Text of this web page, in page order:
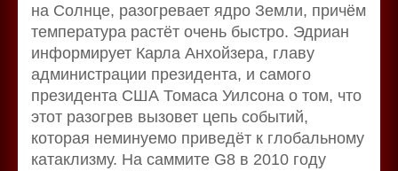
на Солнце, разогревает ядро Земли, причём
температура растёт очень быстро. Эдриан
информирует Карла Анхойзера, главу
администрации президента, и самого
президента США Томаса Уилсона о том, что
этот разогрев вызовет цепь событий,
которая неминуемо приведёт к глобальному
катаклизму. На саммите G8 в 2010 году